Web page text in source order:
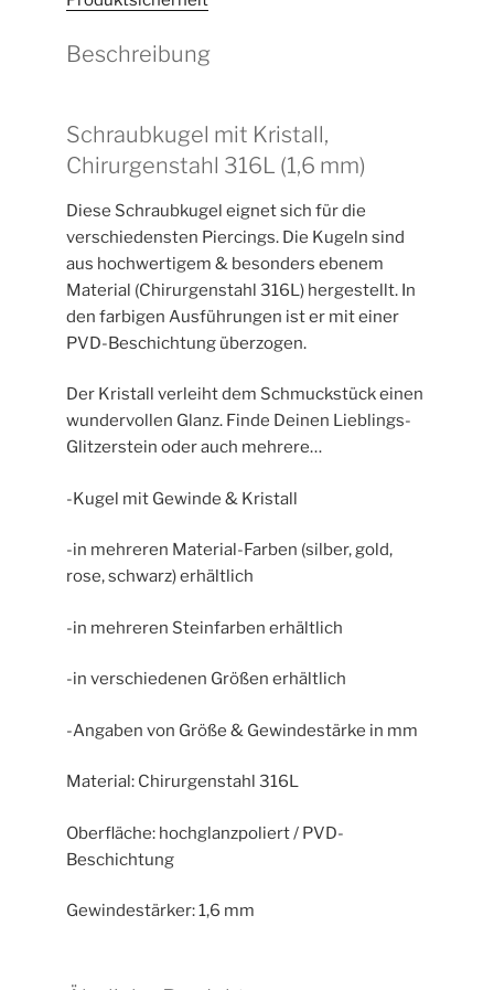
Beschreibung
Schraubkugel mit Kristall,
Chirurgenstahl 316L (1,6 mm)
Diese Schraubkugel eignet sich für die
verschiedensten Piercings. Die Kugeln sind
aus hochwertigem & besonders ebenem
Material (Chirurgenstahl 316L) hergestellt. In
den farbigen Ausführungen ist er mit einer
PVD-Beschichtung überzogen.
Der Kristall verleiht dem Schmuckstück einen
wundervollen Glanz. Finde Deinen Lieblings-
Glitzerstein oder auch mehrere…
-Kugel mit Gewinde & Kristall
-in mehreren Material-Farben (silber, gold,
rose, schwarz) erhältlich
-in mehreren Steinfarben erhältlich
-in verschiedenen Größen erhältlich
-Angaben von Größe & Gewindestärke in mm
Material: Chirurgenstahl 316L
Oberfläche: hochglanzpoliert / PVD-
Beschichtung
Gewindestärker: 1,6 mm